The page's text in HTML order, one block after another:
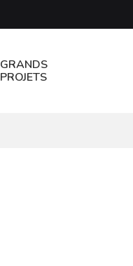
GRANDS
PROJETS